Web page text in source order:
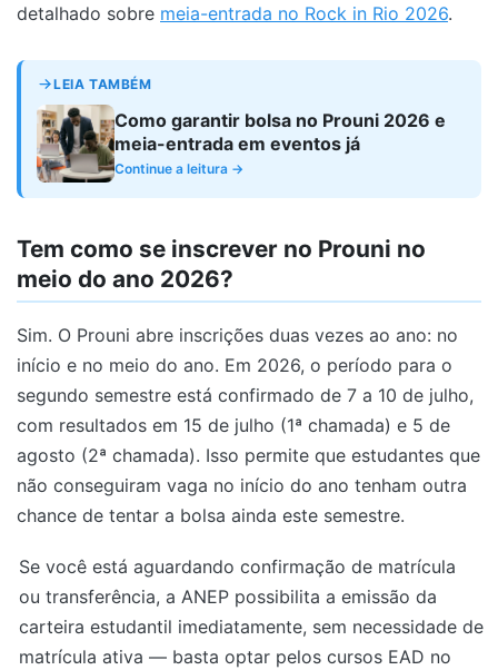
detalhado sobre meia-entrada no Rock in Rio 2026.
LEIA TAMBÉM
Como garantir bolsa no Prouni 2026 e
meia-entrada em eventos já
Continue a leitura →
Tem como se inscrever no Prouni no
meio do ano 2026?
Sim. O Prouni abre inscrições duas vezes ao ano: no
início e no meio do ano. Em 2026, o período para o
segundo semestre está confirmado de 7 a 10 de julho,
com resultados em 15 de julho (1ª chamada) e 5 de
agosto (2ª chamada). Isso permite que estudantes que
não conseguiram vaga no início do ano tenham outra
chance de tentar a bolsa ainda este semestre.
Se você está aguardando confirmação de matrícula
ou transferência, a ANEP possibilita a emissão da
carteira estudantil imediatamente, sem necessidade de
matrícula ativa — basta optar pelos cursos EAD no